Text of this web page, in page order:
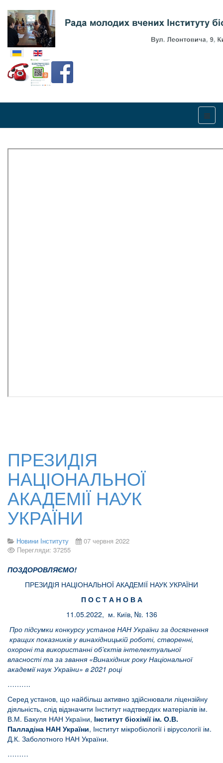
Оберіть свою мову
ПРЕЗИДІЯ
НАЦІОНАЛЬНОЇ
АКАДЕМІЇ НАУК
УКРАЇНИ
Новини Інституту
07 червня 2022
Перегляди: 37255
ПОЗДОРОВЛЯЄМО!
ПРЕЗИДІЯ НАЦІОНАЛЬНОЇ АКАДЕМІЇ НАУК УКРАЇНИ
П О С Т А Н О В А
11.05.2022, м. Київ, №. 136
Про підсумки конкурсу установ НАН України за досягнення
кращих показників у винахідницькій роботі, створенні,
охороні та використанні об’єктів інтелектуальної
власності та за звання «Винахідник року Національної
академії наук України» в 2021 році
……….
Серед установ, що найбільш активно здійснювали ліцензійну
діяльність, слід відзначити Інститут надтвердих матеріалів ім.
В.М. Бакуля НАН України, Інститут біохімії ім. О.В.
Палладіна НАН України, Інститут мікробіології і вірусології ім.
Д.К. Заболотного НАН України.
………